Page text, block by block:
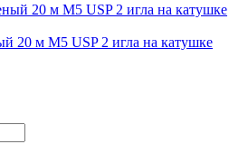
20 м М5 USP 2 игла на катушке